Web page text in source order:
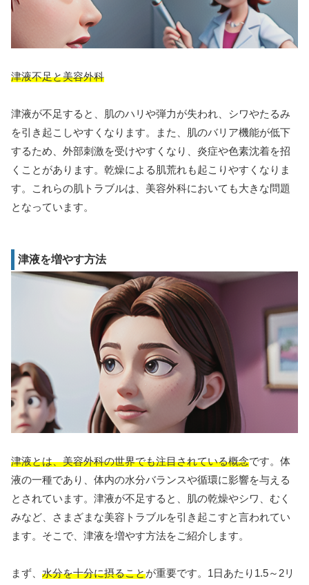
津液不足と美容外科
津液が不足すると、肌のハリや弾力が失われ、シワやたるみ
を引き起こしやすくなります。また、肌のバリア機能が低下
するため、外部刺激を受けやすくなり、炎症や色素沈着を招
くことがあります。乾燥による肌荒れも起こりやすくなりま
す。これらの肌トラブルは、美容外科においても大きな問題
となっています。
津液を増やす方法
津液とは、美容外科の世界でも注目されている概念です。体
液の一種であり、体内の水分バランスや循環に影響を与える
とされています。津液が不足すると、肌の乾燥やシワ、むく
みなど、さまざまな美容トラブルを引き起こすと言われてい
ます。そこで、津液を増やす方法をご紹介します。
まず、 水分を十分に摂ることが重要です。1日あたり1.5～2リ